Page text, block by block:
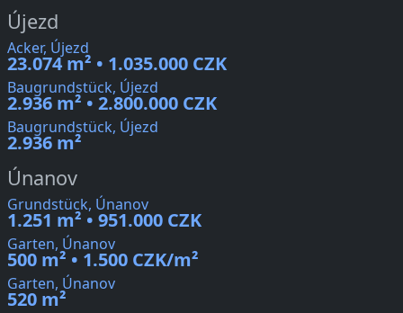
Újezd
Acker, Újezd
23.074 m² • 1.035.000 CZK
Baugrundstück, Újezd
2.936 m² • 2.800.000 CZK
Baugrundstück, Újezd
2.936 m²
Únanov
Grundstück, Únanov
1.251 m² • 951.000 CZK
Garten, Únanov
500 m² • 1.500 CZK/m²
Garten, Únanov
520 m²